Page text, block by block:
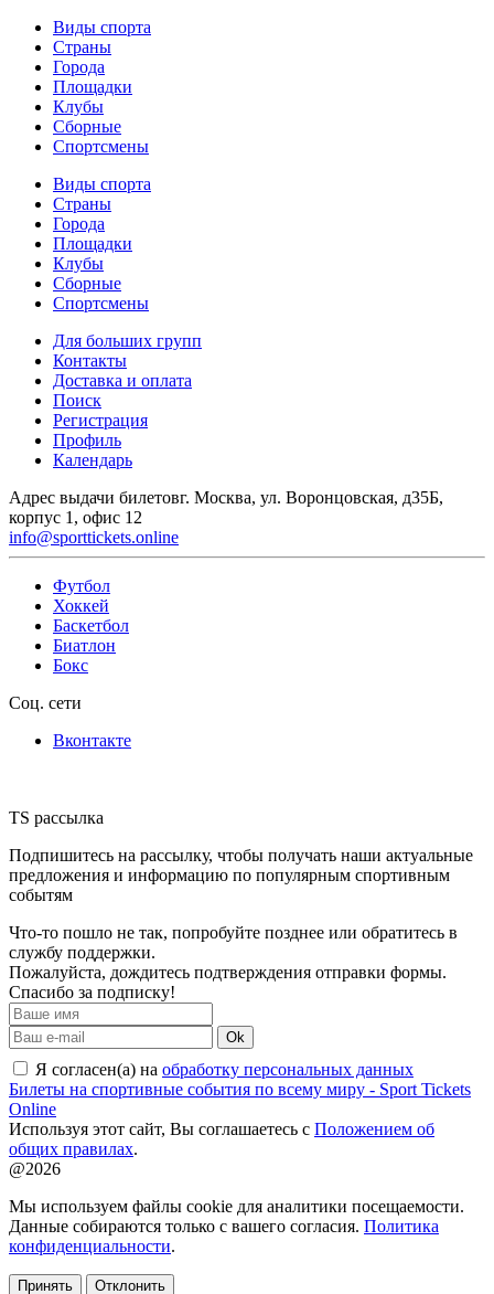
Виды спорта
Страны
Города
Площадки
Клубы
Сборные
Спортсмены
Виды спорта
Страны
Города
Площадки
Клубы
Сборные
Спортсмены
Для больших групп
Контакты
Доставка и оплата
Поиск
Регистрация
Профиль
Календарь
Адрес выдачи билетовг. Москва, ул. Воронцовская, д35Б,
корпус 1, офис 12
info@sporttickets.online
Футбол
Хоккей
Баскетбол
Биатлон
Бокс
Соц. сети
Вконтакте
TS рассылка
Подпишитесь на рассылку, чтобы получать наши актуальные
предложения и информацию по популярным спортивным
событям
Что-то пошло не так, попробуйте позднее или обратитесь в
службу поддержки.
Пожалуйста, дождитесь подтверждения отправки формы.
Спасибо за подписку!
Ok
Я согласен(а) на обработку персональных данных
Билеты на спортивные события по всему миру - Sport Tickets
Online
Используя этот сайт, Вы соглашаетесь с Положением об
общих правилах.
@2026
Мы используем файлы cookie для аналитики посещаемости.
Данные собираются только с вашего согласия. Политика
конфиденциальности.
Принять Отклонить